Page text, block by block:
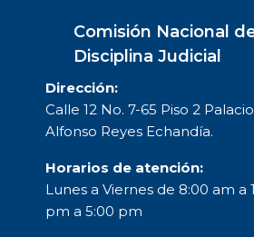
Comisión Nacional
Disciplina Judicial
Dirección:
Calle 12 No. 7-65 Piso 2
Alfonso Reyes Echandía.
Horarios de atención:
Lunes a Viernes de 8:00 am a
pm a 5:00 pm